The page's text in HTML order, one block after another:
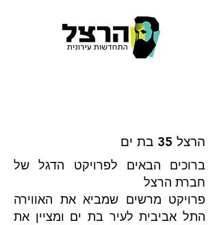
הרצל 35 בת ים
ברוכים הבאים לפרויקט הדגל של
חברת הרצל​
פרויקט מרשים שמביא את האווירה
התל אביבית לעיר בת ים ומציין את